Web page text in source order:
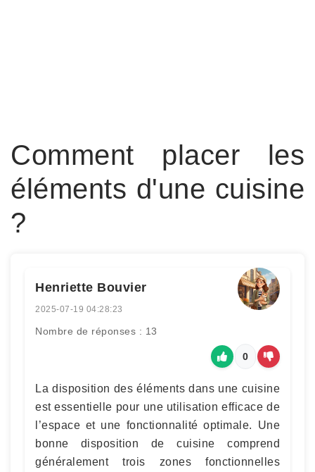
Comment placer les
éléments d'une cuisine
?
Henriette Bouvier
2025-07-19 04:28:23
Nombre de réponses : 13
0
La disposition des éléments dans une cuisine
est essentielle pour une utilisation efficace de
l’espace et une fonctionnalité optimale. Une
bonne disposition de cuisine comprend
généralement trois zones fonctionnelles